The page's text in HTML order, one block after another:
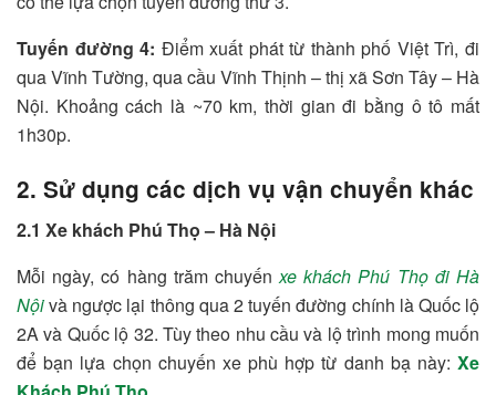
Tuyến đường 4: Điểm xuất phát từ thành phố Việt Trì, đi
qua Vĩnh Tường, qua cầu Vĩnh Thịnh – thị xã Sơn Tây – Hà
Nội. Khoảng cách là ~70 km, thời gian đi bằng ô tô mất
1h30p.
2. Sử dụng các dịch vụ vận chuyển khác
2.1 Xe khách Phú Thọ – Hà Nội
Mỗi ngày, có hàng trăm chuyếnxe khách Phú Thọ đi Hà
Nộivà ngược lại thông qua 2 tuyến đường chính là Quốc lộ
2A và Quốc lộ 32. Tùy theo nhu cầu và lộ trình mong muốn
để bạn lựa chọn chuyến xe phù hợp từ danh bạ này: Xe